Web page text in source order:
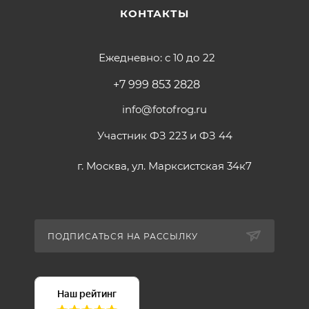
КОНТАКТЫ
Ежедневно: с 10 до 22
+7 999 853 2828
info@fotofrog.ru
Участник ФЗ 223 и ФЗ 44
г. Москва, ул. Марксистская 34к7
ПОДПИСАТЬСЯ НА РАССЫЛКУ